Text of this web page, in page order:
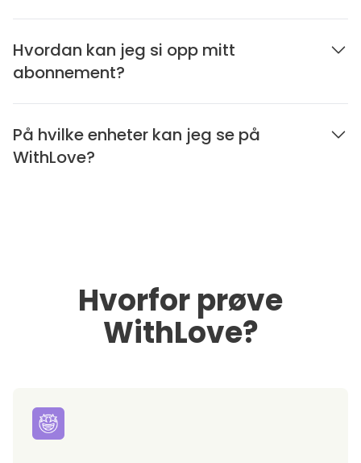
Hvordan kan jeg si opp mitt
abonnement?
På hvilke enheter kan jeg se på
WithLove?
Hvorfor prøve
WithLove?